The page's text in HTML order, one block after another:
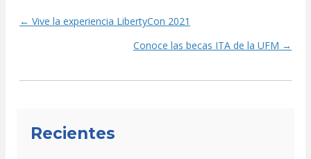
Posts
navigation
← Vive la experiencia LibertyCon 2021
Conoce las becas ITA de la UFM →
Recientes